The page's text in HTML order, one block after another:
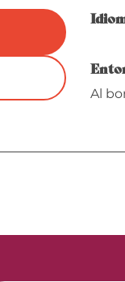
Al